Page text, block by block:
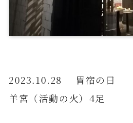
2023.10.28 胃宿の日
羊宮（活動の火）4足